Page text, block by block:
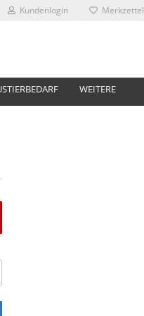
Kundenlogin Merkzettel
WEITERE